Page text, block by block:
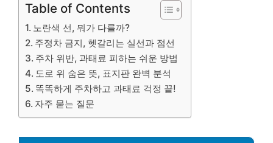
Table of Contents
노란색 선, 뭐가 다를까?
주정차 금지, 헷갈리는 실선과 점선
주차 위반, 과태료 피하는 쉬운 방법
도로 위 숨은 뜻, 표지판 완벽 분석
똑똑하게 주차하고 과태료 걱정 끝!
자주 묻는 질문